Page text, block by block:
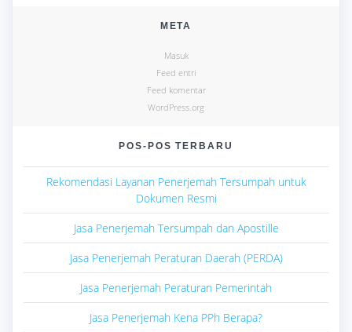
META
Masuk
Feed entri
Feed komentar
WordPress.org
POS-POS TERBARU
Rekomendasi Layanan Penerjemah Tersumpah untuk
Dokumen Resmi
Jasa Penerjemah Tersumpah dan Apostille
Jasa Penerjemah Peraturan Daerah (PERDA)
Jasa Penerjemah Peraturan Pemerintah
Jasa Penerjemah Kena PPh Berapa?